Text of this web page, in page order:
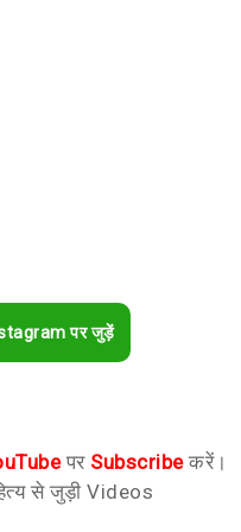
पर जुड़ें
पर Subscribeकरें।
से जुड़ी Videos